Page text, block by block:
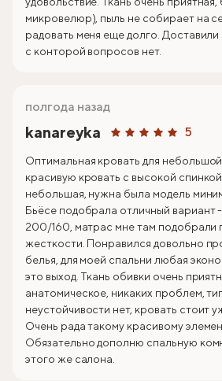
микровелюр), пыль не собирает на
радовать меня еще долго.
с конторой вопросов нет.
kanareyka 5
полгода назад
Оптимальная кровать для
красивую кровать с высокой
небольшая, нужна была модель
Бьёсе подобрала отличный вариант
200/160, матрас мне там подобрали
жесткости. Понравился довольно
белья, для моей спальни любая
это выход. Ткань обивки очень
анатомическое, никаких проблем,
неустойчивости нет, кровать стоит
Очень рада такому красивому
Обязательно дополню спальную
этого же салона.